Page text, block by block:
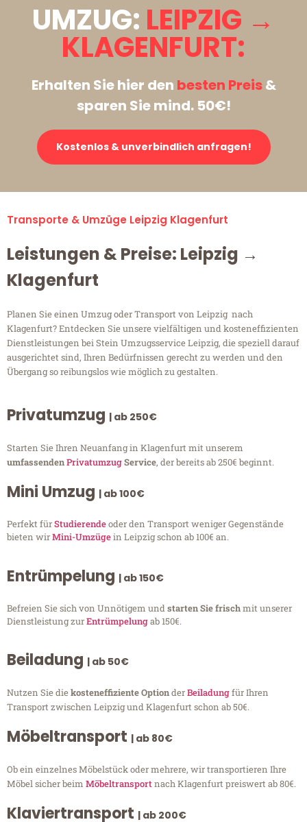
UMZUG: LEIPZIG →
KLAGENFURT:
Erhalten Sie hier den besten Preis&
sparen Sie mind. 50€!
Kostenlos & unverbindlich anfragen!
Transporte & Umzüge Leipzig Klagenfurt
Leistungen & Preise: Leipzig →
Klagenfurt
Planen Sie einen Umzug oder Transport von Leipzig nach
Klagenfurt? Entdecken Sie unsere vielfältigen und kosteneffizienten
Dienstleistungen bei Stein Umzugsservice Leipzig, die speziell darauf
ausgerichtet sind, Ihren Bedürfnissen gerecht zu werden und den
Übergang so reibungslos wie möglich zu gestalten.
Privatumzug | ab 250€
Starten Sie Ihren Neuanfang in Klagenfurt mit unserem
umfassendenPrivatumzugService, der bereits ab 250€ beginnt.
Mini Umzug | ab 100€
Perfekt fürStudierendeoder den Transport weniger Gegenstände
bieten wirMini-Umzügein Leipzig schon ab 100€ an.
Entrümpelung | ab 150€
Befreien Sie sich von Unnötigem undstarten Sie frischmit unserer
Dienstleistung zurEntrümpelungab 150€.
Beiladung | ab 50€
Nutzen Sie diekosteneffiziente OptionderBeiladungfür Ihren
Transport zwischen Leipzig und Klagenfurt schon ab 50€.
Möbeltransport | ab 80€
Ob ein einzelnes Möbelstück oder mehrere, wir transportieren Ihre
Möbel sicher beim Möbeltransportnach Klagenfurt preiswert ab 80€.
Klaviertransport | ab 200€